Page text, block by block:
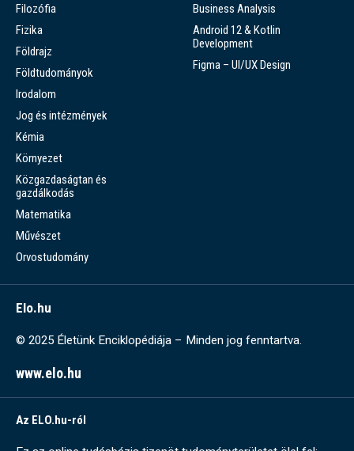
Filozófia
Fizika
Földrajz
Földtudományok
Irodalom
Jog és intézmények
Kémia
Környezet
Közgazdaságtan és
gazdálkodás
Matematika
Művészet
Orvostudomány
Business Analysis
Android 12 & Kotlin
Development
Figma – UI/UX Design
Elo.hu
© 2025 Életünk Enciklopédiája – Minden jog fenntartva.
www.elo.hu
Az ELO.hu-ról